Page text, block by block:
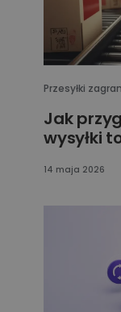
Przesyłki
Jak
wysyłki
14 maja 2026